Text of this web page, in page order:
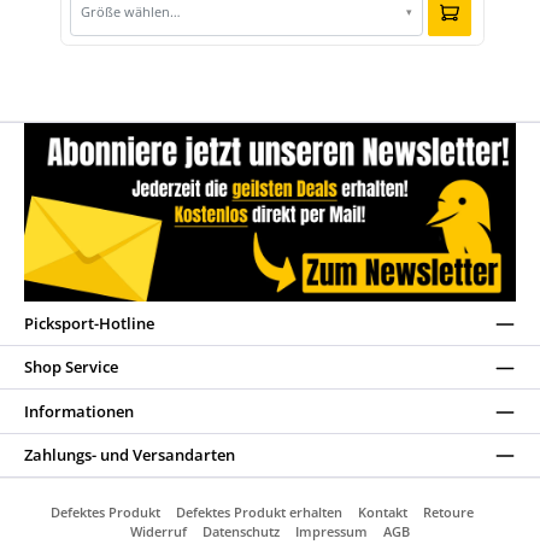
Größe wählen… ▾
Picksport-Hotline
Shop Service
Informationen
Zahlungs- und Versandarten
Defektes Produkt Defektes Produkt erhalten Kontakt
Retoure
Widerruf
Datenschutz Impressum AGB